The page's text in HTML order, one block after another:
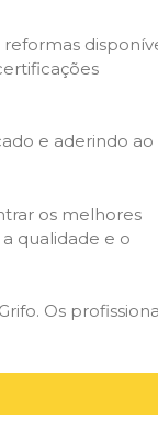
reformas
e aderindo ao
os melhores
qualidade e o
Os